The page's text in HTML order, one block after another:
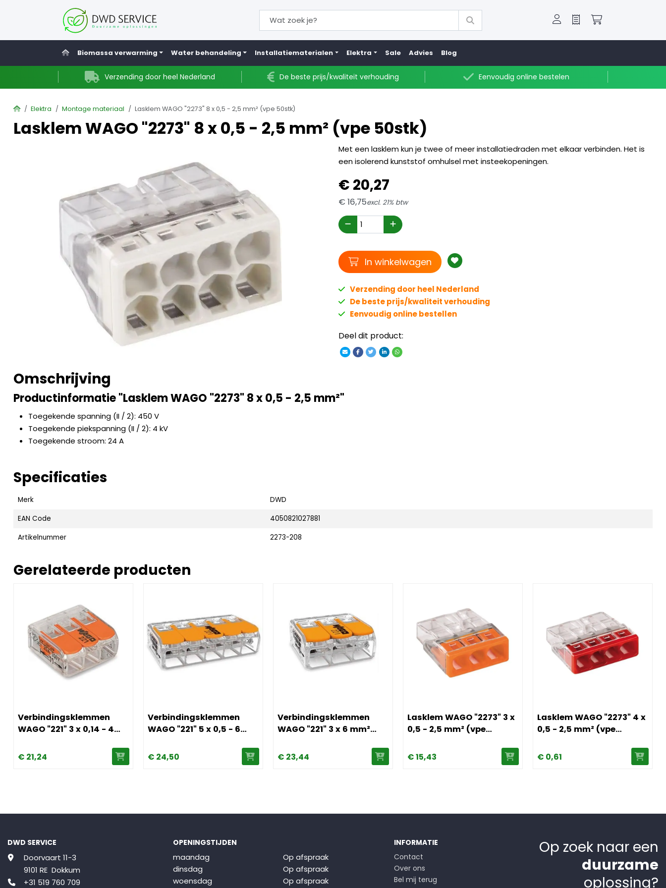
OfferteWinkelwagen
Home
Biomassa verwarming Water behandeling Installatiematerialen Elektra Sale Advies Blog
Verzending door heel Nederland De beste prijs/kwaliteit verhouding Eenvoudig online bestelen
HomeElektra Montage materiaal Lasklem WAGO "2273" 8 x 0,5 - 2,5 mm² (vpe 50stk)
Lasklem WAGO "2273" 8 x 0,5 - 2,5 mm² (vpe 50stk)
Met een lasklem kun je twee of meer installatiedraden met elkaar verbinden. Het is
een isolerend kunststof omhulsel met insteekopeningen.
€ 20,27
€16,75excl. 21% btw
Winkelwagen
In winkelwagen
Verzending door heel Nederland
De beste prijs/kwaliteit verhouding
Eenvoudig online bestellen
Deel dit product:
Omschrijving
Productinformatie "Lasklem WAGO "2273" 8 x 0,5 - 2,5 mm²"
Toegekende spanning (II / 2): 450 V
Toegekende piekspanning (II / 2): 4 kV
Toegekende stroom: 24 A
Specificaties
Merk
DWD
EAN Code
4050821027881
Artikelnummer
2273-208
Gerelateerde producten
Verbindingsklemmen
WAGO "221" 3 x 0,14 - 4
€ 21,24
Verbindingsklemmen
WAGO "221" 5 x 0,5 - 6
€ 24,50
Verbindingsklemmen
WAGO "221" 3 x 6 mm²
€ 23,44
Lasklem WAGO "2273" 3 x
0,5 - 2,5 mm² (vpe
€15,43
Lasklem WAGO "2273" 4 x
0,5 - 2,5 mm² (vpe
€ 0,61
DWD SERVICE
Doorvaart 11-3
9101 RE Dokkum
+31 519 760 709
OPENINGSTIJDEN
maandag
Op afspraak
dinsdag
Op afspraak
woensdag
Op afspraak
INFORMATIE
Contact
Over ons
Bel mij terug
Op zoek naar een
duurzame
oplossing?